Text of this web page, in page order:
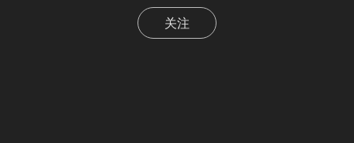
关注